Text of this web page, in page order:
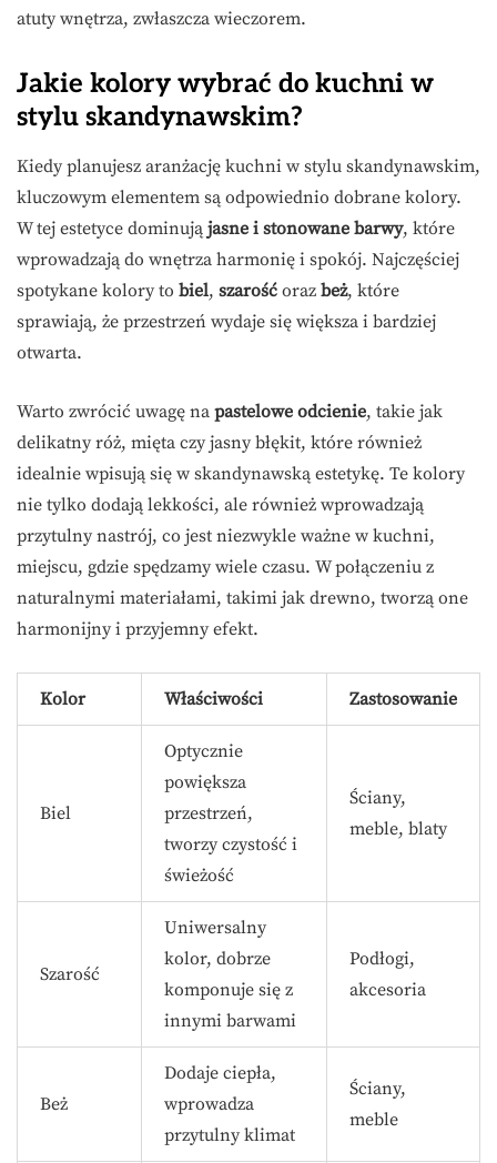
atuty wnętrza, zwłaszcza wieczorem.
Jakie kolory wybrać do kuchni w
stylu skandynawskim?
Kiedy planujesz aranżację kuchni w stylu skandynawskim,
kluczowym elementem są odpowiednio dobrane kolory.
W tej estetyce dominują jasne i stonowane barwy, które
wprowadzają do wnętrza harmonię i spokój. Najczęściej
spotykane kolory to biel, szarość oraz beż, które
sprawiają, że przestrzeń wydaje się większa i bardziej
otwarta.
Warto zwrócić uwagę na pastelowe odcienie, takie jak
delikatny róż, mięta czy jasny błękit, które również
idealnie wpisują się w skandynawską estetykę. Te kolory
nie tylko dodają lekkości, ale również wprowadzają
przytulny nastrój, co jest niezwykle ważne w kuchni,
miejscu, gdzie spędzamy wiele czasu. W połączeniu z
naturalnymi materiałami, takimi jak drewno, tworzą one
harmonijny i przyjemny efekt.
Kolor Właściwości Zastosowanie
Biel
Optycznie
powiększa
przestrzeń,
tworzy czystość i
świeżość
Ściany,
meble, blaty
Szarość
Uniwersalny
kolor, dobrze
komponuje się z
innymi barwami
Podłogi,
akcesoria
Beż
Dodaje ciepła,
wprowadza
przytulny klimat
Ściany,
meble